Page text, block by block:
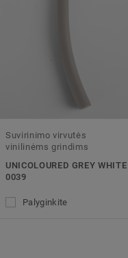
Suvirinimo virvutės
vinilinėms grindims
UNICOLOURED GREY WHITE
0039
Palyginkite